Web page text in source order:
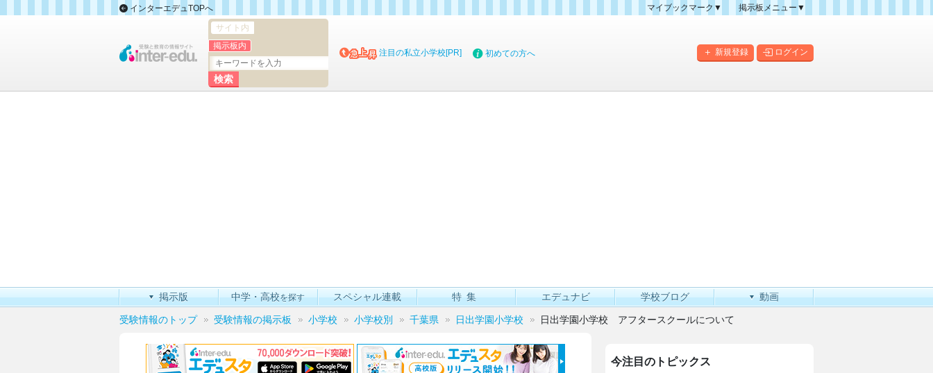
インターエデュTOPへ
マイブックマーク▼
掲示板メニュー▼
掲示板マップ
新規登録 ログイン
サイト内
掲示板内
注目の私立小学校[PR] 初めての方へ
掲示版 中学・高校を探す スペシャル連載 特集 エデュナビ 学校ブログ 動画
受験情報のトップ 受験情報の掲示板 小学校 小学校別 千葉県 日出学園小学校 日出学園小学校 アフタースクールについて
今注目のトピックス